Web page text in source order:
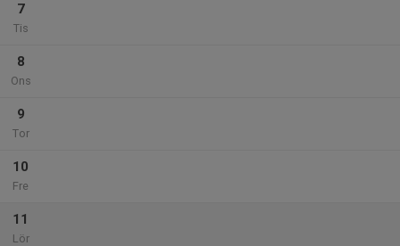
7
Tis
8
Ons
9
Tor
10
Fre
11
Lör